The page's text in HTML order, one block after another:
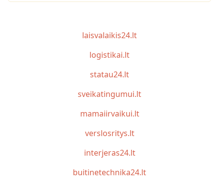
laisvalaikis24.lt
logistikai.lt
statau24.lt
sveikatingumui.lt
mamaiirvaikui.lt
verslosritys.lt
interjeras24.lt
buitinetechnika24.lt